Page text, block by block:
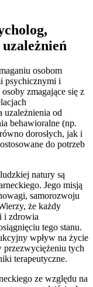
osobom
psychicznymi i
zmagające się z
uzależnienia od
behawioralne (np.
dorosłych, jak i
do potrzeb
natury są
Jego misją
samorozwoju
że każdy
i zdrowia
tego stanu.
wpływ na życie
przezwyciężeniu tych
terapeutyczne.
ze względu na